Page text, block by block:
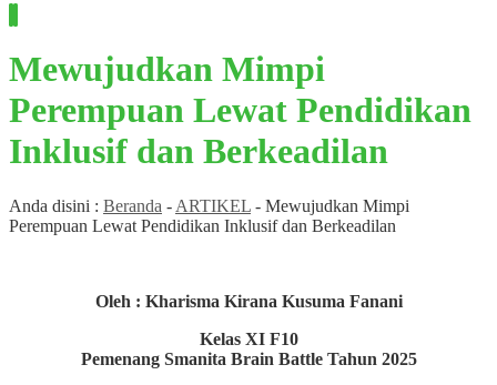
Mewujudkan Mimpi
Perempuan Lewat Pendidikan
Inklusif dan Berkeadilan
Anda disini : Beranda - ARTIKEL - Mewujudkan Mimpi
Perempuan Lewat Pendidikan Inklusif dan Berkeadilan
Oleh : Kharisma Kirana Kusuma Fanani
Kelas XI F10
Pemenang Smanita Brain Battle Tahun 2025